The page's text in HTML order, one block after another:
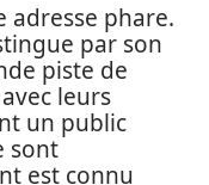
adresse phare.
par son
piste de
leurs
un public
sont
est connu